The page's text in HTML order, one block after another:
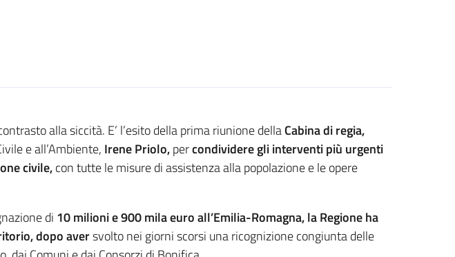
alla siccità. E’ l’esito della prima riunione dellaCabina di regia,
e all’Ambiente, Irene Priolo,percondividere gli interventi più urgenti
civile,con tutte le misure di assistenza alla popolazione e le opere
di 10 milioni e 900 mila euro all’Emilia-Romagna, la Regione ha
dopo aversvolto nei giorni scorsi una ricognizione congiunta delle